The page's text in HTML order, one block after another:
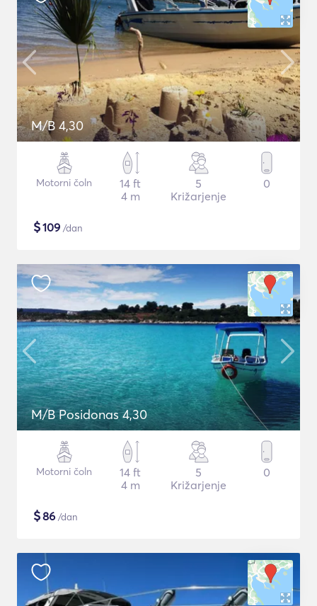
M/B 4,30
Motorni čoln
14 ft
4 m
5
Križarjenje
0
$109 /dan
M/B Posidonas 4,30
Motorni čoln
14 ft
4 m
5
Križarjenje
0
$86 /dan